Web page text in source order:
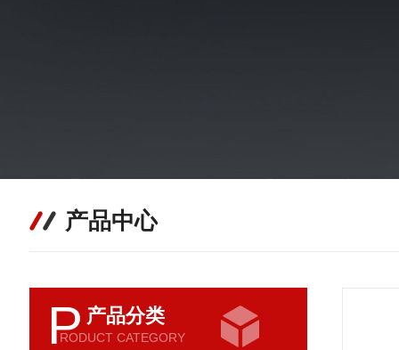
产品中心
P 产品分类
RODUCT CATEGORY